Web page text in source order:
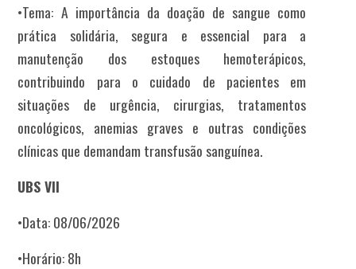
•Tema: A importância da doação de sangue como
prática solidária, segura e essencial para a
manutenção dos estoques hemoterápicos,
contribuindo para o cuidado de pacientes em
situações de urgência, cirurgias, tratamentos
oncológicos, anemias graves e outras condições
clínicas que demandam transfusão sanguínea.
UBS VII
•Data: 08/06/2026
•Horário: 8h